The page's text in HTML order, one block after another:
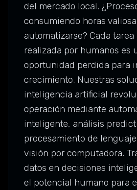
del mercado local.
consumiendo horas
automatizarse? Cada
realizada por humanos es
oportunidad perdida para
crecimiento. Nuestras
inteligencia artificial
operación mediante
inteligente, análisis
procesamiento de
visión por computadora.
datos en decisiones
el potencial humano para